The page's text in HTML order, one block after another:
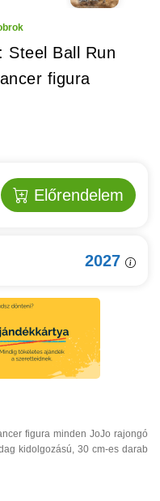
Steel Ball Run
figura
Előrendelem
2027
figura minden JoJo rajongó
kidolgozású, 30 cm-es darab